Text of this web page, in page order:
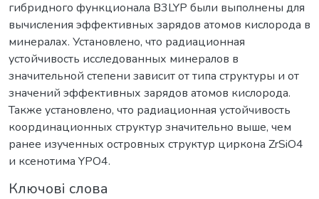
гибридного функционала B3LYP были выполнены для
вычисления эффективных зарядов атомов кислорода в
минералах. Установлено, что радиационная
устойчивость исследованных минералов в
значительной степени зависит от типа структуры и от
значений эффективных зарядов атомов кислорода.
Также установлено, что радиационная устойчивость
координационных структур значительно выше, чем
ранее изученных островных структур циркона ZrSiO4
и ксенотима YPO4.
Ключові слова